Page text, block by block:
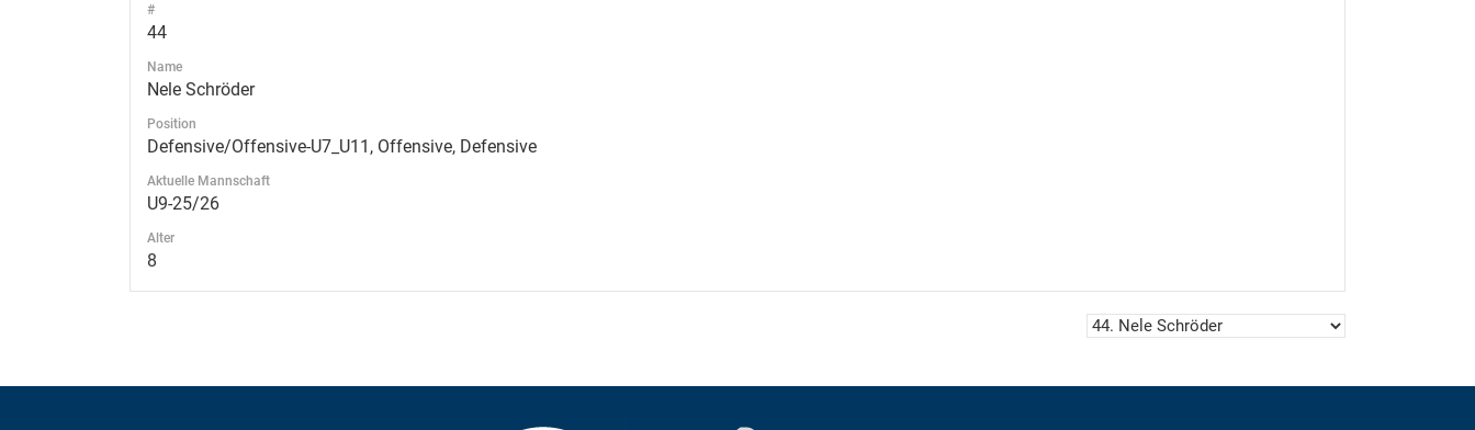
#
44
Name
Nele Schröder
Position
Defensive/Offensive-U7_U11, Offensive, Defensive
Aktuelle Mannschaft
U9-25/26
Alter
8